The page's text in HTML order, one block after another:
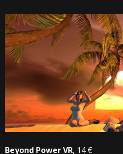
Beyond Power VR, 14 €